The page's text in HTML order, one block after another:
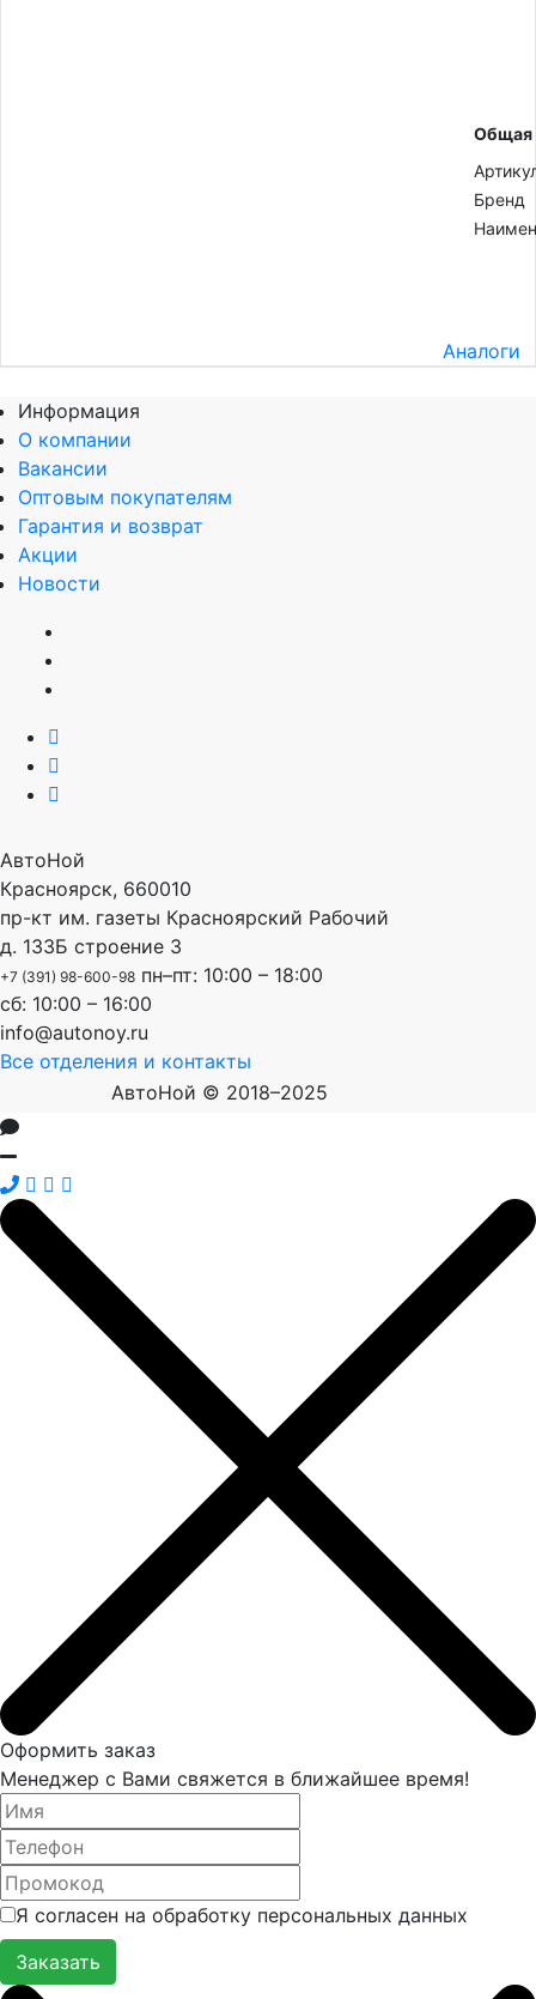
Общая
Бренд
Аналоги
Информация
О компании
Вакансии
Оптовым покупателям
Гарантия и возврат
Акции
Новости
АвтоНой
Красноярск, 660010
пр-кт им. газеты Красноярский Рабочий
д. 133Б строение 3
+7 (391) 98-600-98 пн–пт: 10:00 – 18:00
сб: 10:00 – 16:00
info@autonoy.ru
Все отделения и контакты
АвтоНой © 2018–2025
Оформить заказ
Менеджер с Вами свяжется в ближайшее время!
Я согласен на обработку персональных данных
Заказать